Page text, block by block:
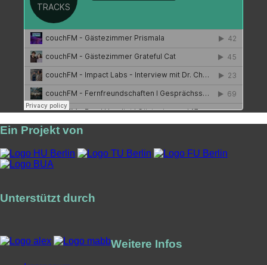
Ein Projekt von
Unterstützt durch
Weitere Infos